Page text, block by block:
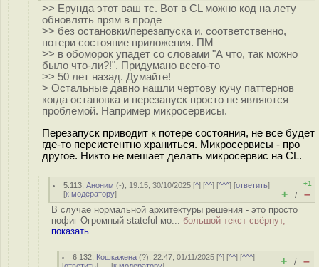
>> Ерунда этот ваш тс. Вот в CL можно код на лету
обновлять прям в проде
>> без остановки/перезапуска и, соответственно,
потери состояние приложения. ПМ
>> в обоморок упадет со словами "А что, так можно
было что-ли?!". Придумано всего-то
>> 50 лет назад. Думайте!
> Остальные давно нашли чертову кучу паттернов
когда остановка и перезапуск просто не являются
проблемой. Например микросервисы.
Перезапуск приводит к потере состояния, не все будет
где-то персистентно храниться. Микросервисы - про
другое. Никто не мешает делать микросервис на CL.
5.113 ,Аноним (-), 19:15, 30/10/2025 [^] [^^] [^^^] [ответить]
[к модератору]
+1
+ / –
В случае нормальной архитектуры решения - это просто
пофиг Огромный stateful мо... большой текст свёрнут,
показать
6.132 Кошкажена (?), 22:47, 01/11/2025 [^] [^^] [^^^]
+ / –